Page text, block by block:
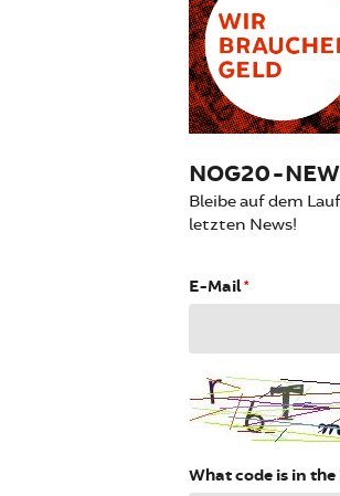
NOG20-
Bleibe auf dem
letzten News!
E-Mail*
What code is in the